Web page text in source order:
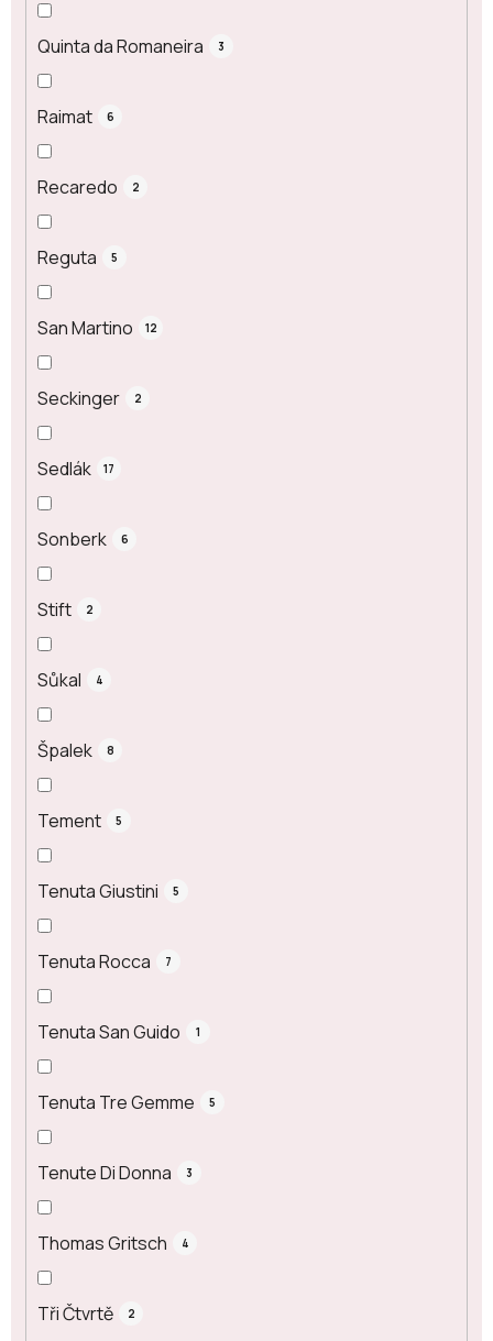
Quinta da Romaneira 3
Raimat 6
Recaredo 2
Reguta 5
San Martino 12
Seckinger 2
Sedlák 17
Sonberk 6
Stift 2
Sůkal 4
Špalek 8
Tement 5
Tenuta Giustini 5
Tenuta Rocca 7
Tenuta San Guido 1
Tenuta Tre Gemme 5
Tenute Di Donna 3
Thomas Gritsch 4
Tři Čtvrtě 2